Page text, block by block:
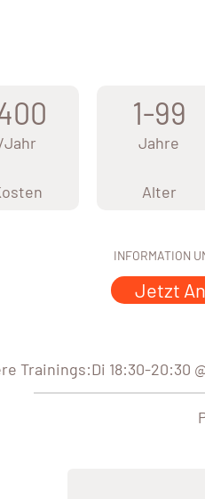
1-99
Jahre
Alter
INFORMATION
Jetzt
Trainings:Di 18:30-20:30